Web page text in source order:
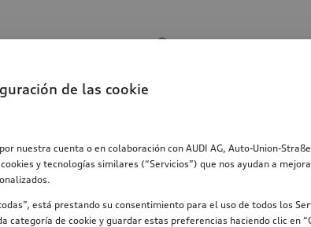
de las cookie
nuestra cuenta o en colaboración con AUDI AG, Auto-Union-
y tecnologías similares (“Servicios”) que nos ayudan a
está prestando su consentimiento para el uso de todos los
de cookie y guardar estas preferencias haciendo clic en